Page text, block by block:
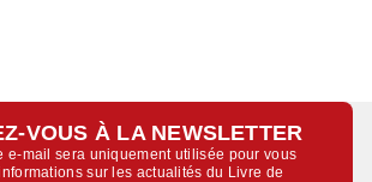
VOUS À LA NEWSLETTER
e-mail sera uniquement utilisée pour vous
sur les actualités du Livre de